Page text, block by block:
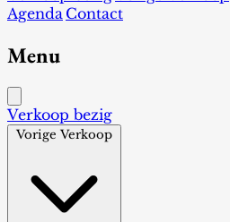
Agenda Contact
Menu
Verkoop bezig
Vorige Verkoop